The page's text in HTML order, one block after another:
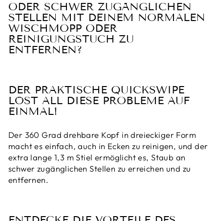
ODER SCHWER ZUGÄNGLICHEN
STELLEN MIT DEINEM NORMALEN
WISCHMOPP ODER
REINIGUNGSTUCH ZU
ENTFERNEN?
DER PRAKTISCHE QUICKSWIPE
LÖST ALL DIESE PROBLEME AUF
EINMAL!
Der 360 Grad drehbare Kopf in dreieckiger Form
macht es einfach, auch in Ecken zu reinigen, und der
extra lange 1,3 m Stiel ermöglicht es, Staub an
schwer zugänglichen Stellen zu erreichen und zu
entfernen.